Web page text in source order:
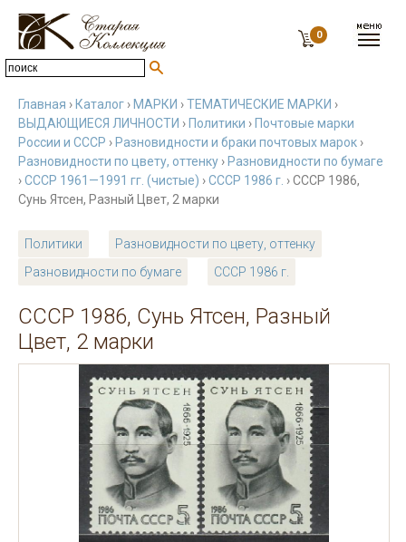
0
Главная › Каталог › МАРКИ ›ТЕМАТИЧЕСКИЕ МАРКИ ›
ВЫДАЮЩИЕСЯ ЛИЧНОСТИ › Политики › Почтовые марки
России и СССР › Разновидности и браки почтовых марок ›
Разновидности по цвету, оттенку › Разновидности по бумаге
›СССР 1961—1991 гг. (чистые) ›СССР 1986 г. › СССР 1986,
Сунь Ятсен, Разный Цвет, 2 марки
Политики
Разновидности по цвету, оттенку
Разновидности по бумаге
СССР 1986 г.
СССР 1986, Сунь Ятсен, Разный
Цвет, 2 марки